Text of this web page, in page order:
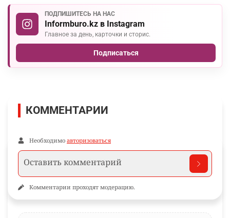
ПОДПИШИТЕСЬ НА НАС
Informburo.kz в Instagram
Главное за день, карточки и сторис.
Подписаться
КОММЕНТАРИИ
Необходимо авторизоваться
Комментарии проходят модерацию.